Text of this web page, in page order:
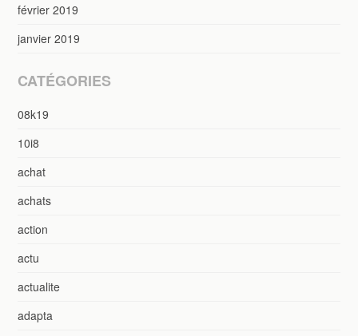
février 2019
janvier 2019
CATÉGORIES
08k19
10i8
achat
achats
action
actu
actualite
adapta